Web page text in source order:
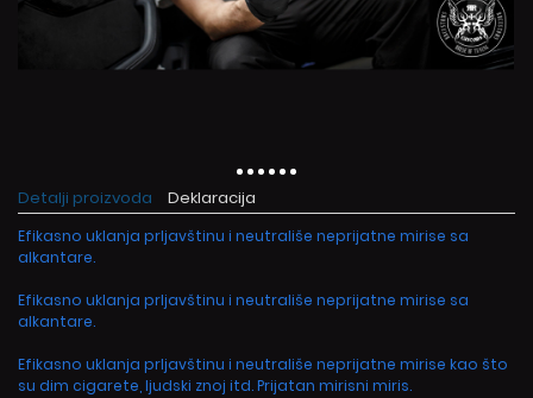
Detalji proizvoda Deklaracija
Efikasno uklanja prljavštinu i neutrališe neprijatne mirise sa
alkantare.
Efikasno uklanja prljavštinu i neutrališe neprijatne mirise sa
alkantare.
Efikasno uklanja prljavštinu i neutrališe neprijatne mirise kao što
su dim cigarete, ljudski znoj itd. Prijatan mirisni miris.